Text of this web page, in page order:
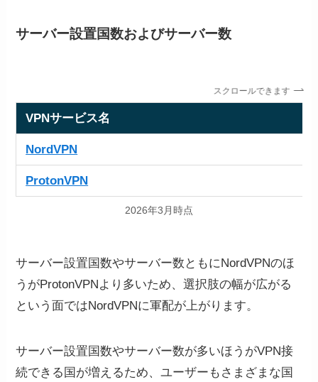
サーバー設置国数およびサーバー数
スクロールできます
VPNサービス名
NordVPN
ProtonVPN
2026年3月時点
サーバー設置国数やサーバー数ともにNordVPNのほ
うがProtonVPNより多いため、選択肢の幅が広がる
という面ではNordVPNに軍配が上がります。
サーバー設置国数やサーバー数が多いほうがVPN接
続できる国が増えるため、ユーザーもさまざまな国